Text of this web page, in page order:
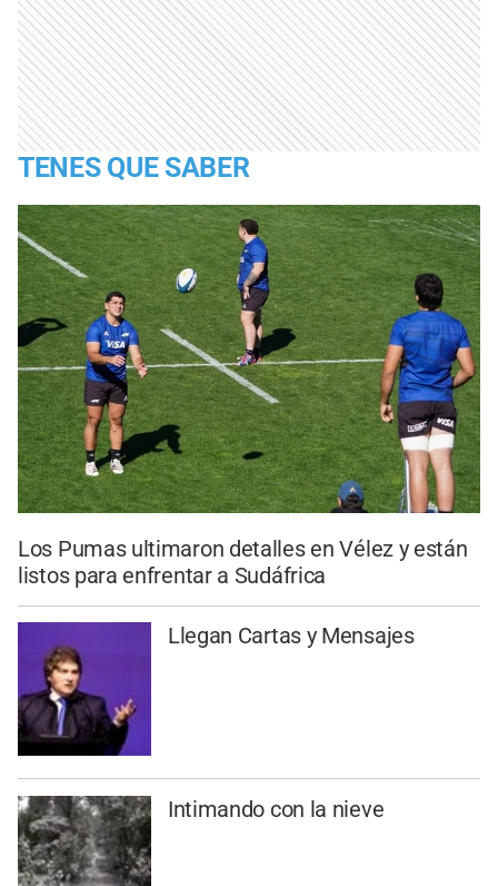
TENES QUE SABER
Los Pumas ultimaron detalles en Vélez y están
listos para enfrentar a Sudáfrica
Llegan Cartas y Mensajes
Intimando con la nieve